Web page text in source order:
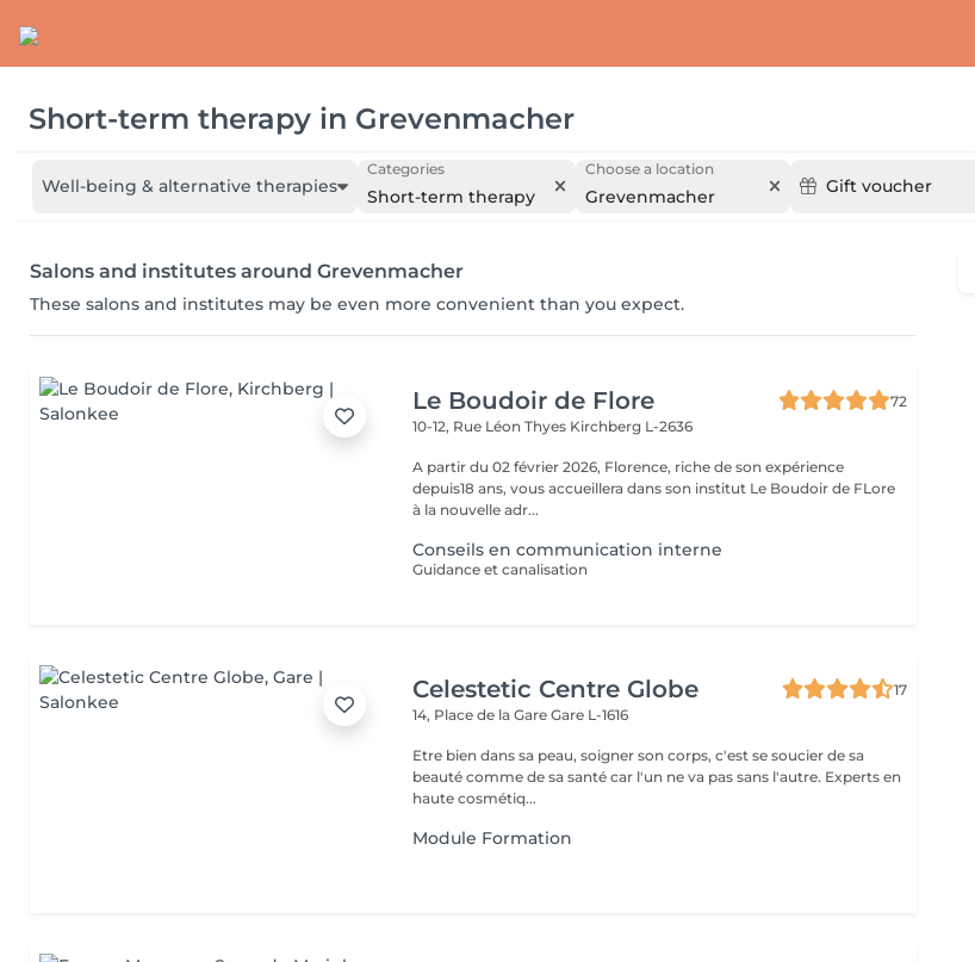
Short-term therapy in Grevenmacher
Well-being & alternative therapies
Categories
Short-term therapy
Choose a location
Grevenmacher Gift voucher
Salons and institutes around Grevenmacher
These salons and institutes may be even more convenient than you expect.
Le Boudoir de Flore
72
10-12, Rue Léon Thyes Kirchberg L-2636
A partir du 02 février 2026, Florence, riche de son expérience
depuis18 ans, vous accueillera dans son institut Le Boudoir de FLore
à la nouvelle adr...
Conseils en communication interne
Guidance et canalisation
Celestetic Centre Globe
17
14, Place de la GareGare L-1616
Etre bien dans sa peau, soigner son corps, c'est se soucier de sa
beauté comme de sa santé car l'un ne va pas sans l'autre. Experts en
haute cosmétiq...
Module Formation